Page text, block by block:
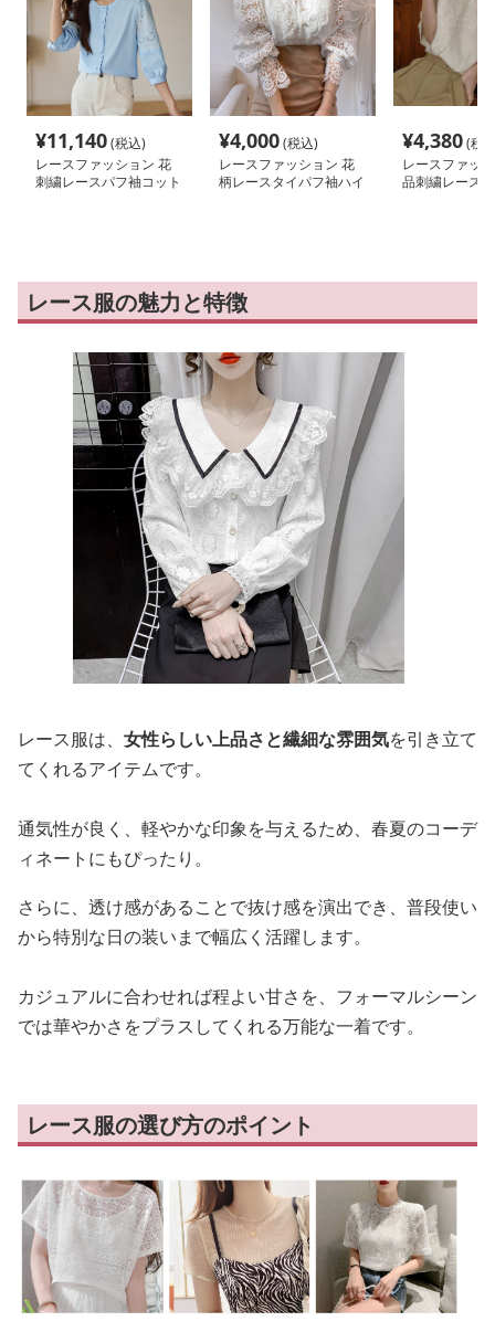
¥11,140(税込)
レースファッション 花
刺繍レースパフ袖コット
¥4,000(税込)
レースファッション 花
柄レースタイパフ袖ハイ
¥4,380(税
レースファッ
品刺繍レース
レース服の魅力と特徴
レース服は、 女性らしい上品さと繊細な雰囲気を引き立て
てくれるアイテムです。
通気性が良く、軽やかな印象を与えるため、春夏のコーデ
ィネートにもぴったり。
さらに、透け感があることで抜け感を演出でき、普段使い
から特別な日の装いまで幅広く活躍します。
カジュアルに合わせれば程よい甘さを、フォーマルシーン
では華やかさをプラスしてくれる万能な一着です。
レース服の選び方のポイント